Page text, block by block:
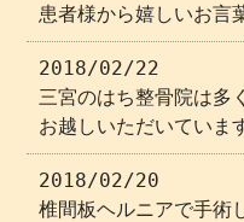
患者様から嬉しいお言
2018/02/22
三宮のはち整骨院は多
お越しいただいていま
2018/02/20
椎間板ヘルニアで手術